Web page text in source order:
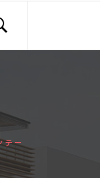
テー